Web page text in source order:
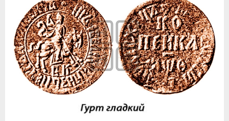
Полушка
Полполушки
Пробные
Для Речи Посполитой
Монетовидные жетоны
ЕКАТЕРИНА I 1725-1727
1727-1729